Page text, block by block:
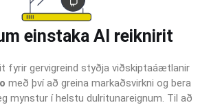
einstaka AI reiknirit
fyrir gervigreind styðja viðskiptaáætlanir
með því að greina markaðsvirkni og bera
mynstur í helstu dulritunareignum. Til að